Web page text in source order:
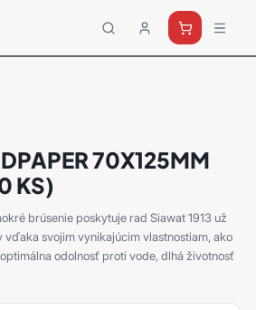
70X125MM
KS)
brúsenie poskytuje rad Siawat 1913 už
svojim vynikajúcim vlastnostiam, ako
odolnosť proti vode, dlhá životnosť